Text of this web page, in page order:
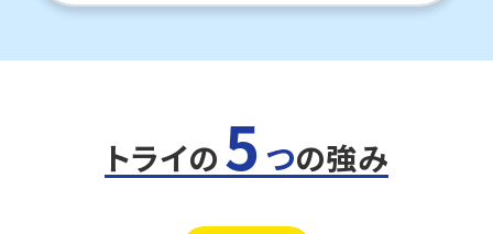
英語（教科書：東京書籍）
進捗確認・ノートの取り方確認などもフォローしていくこと
ができます。
トライの 5 つの強み